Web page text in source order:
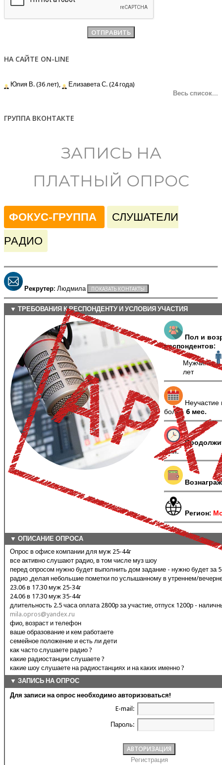
НА САЙТЕ ON-LINE
Юлия В. (36 лет),
Елизавета С. (24 года)
Весь список...
ГРУППА ВКОНТАКТЕ
ЗАПИСЬ НА
ПЛАТНЫЙ ОПРОС
ФОКУС-ГРУППА
СЛУШАТЕЛИ
РАДИО
Рекрутер: Людмила
▼ ТРЕБОВАНИЯ К РЕСПОНДЕНТУ И УСЛОВИЯ УЧАСТИЯ
Пол и
респондентов:
Мужчины
лет
Неучастие
более 6 мес.
мин.
Регион:
▼ ОПИСАНИЕ ОПРОСА
Опрос в офисе компании для муж 25-44г
все активно слушают радио, в том числе муз шоу
перед опросом нужно будет выполнить дом задание - нужно будет за
радио ,делая небольшие пометки по услышанному в утреннем/
23.06 в 17.30 муж 25-34г
24.06 в 17.30 муж 35-44г
длительность 2.5 часа оплата 2800р за участие, отпуск 1200р -
mila.opros@yandex.ru
фио, возраст и телефон
ваше образование и кем работаете
семейное положение и есть ли дети
как часто слушаете радио ?
какие радиостанции слушаете ?
какие шоу слушаете на радиостанциях и на каких именно ?
▼ ЗАПИСЬ НА ОПРОС
Для записи на опрос необходимо авторизоваться!
E-mail:
Пароль:
Регистрация